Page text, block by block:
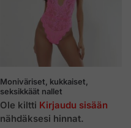
Moniväriset, kukkaiset,
seksikkäät nallet
Ole kiltti Kirjaudu sisään
nähdäksesi hinnat.